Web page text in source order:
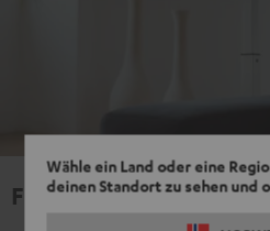
Wähle ein Land oder eine
deinen Standort zu sehen und
Für echten Surround